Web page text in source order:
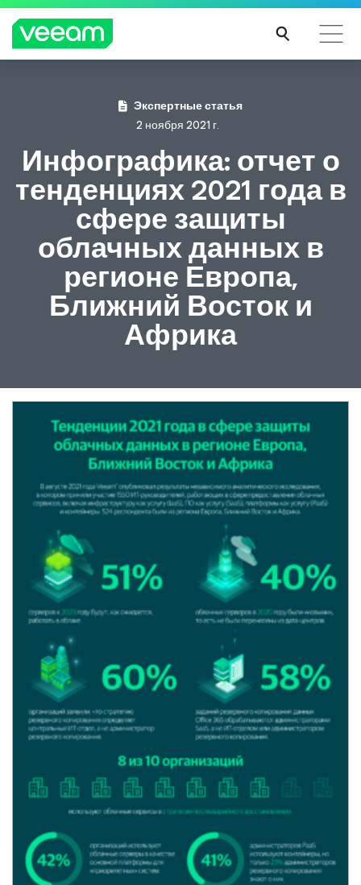
Экспертные статья
2 ноября 2021 г.
Инфографика: отчет о
тенденциях 2021 года в
сфере защиты
облачных данных в
регионе Европа,
Ближний Восток и
Африка